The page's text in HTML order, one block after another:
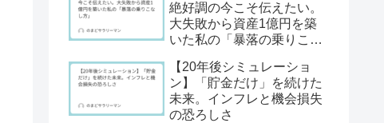
絶好調の今こそ伝えたい。
大失敗から資産1億円を築
いた私の「暴落の乗りこな
【20年後シミュレーショ
ン】「貯金だけ」を続けた
未来。インフレと機会損失
の恐ろしさ